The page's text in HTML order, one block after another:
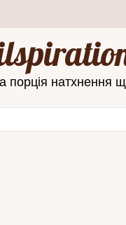
порція натхнення